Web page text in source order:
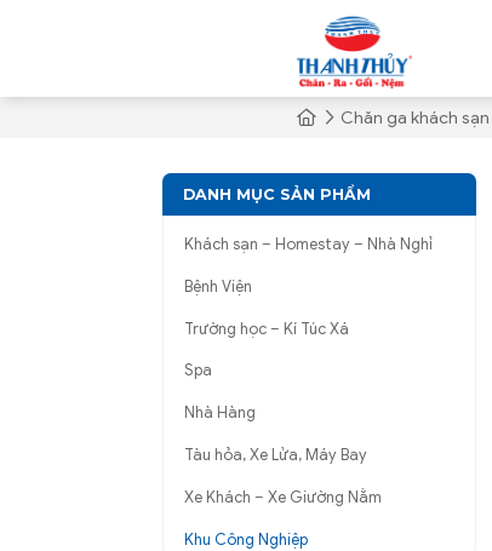
Chăn ga khách sạn
DANH MỤC SẢN PHẨM
Khách sạn – Homestay – Nhà Nghỉ
Bệnh Viện
Trường học – Kí Túc Xá
Spa
Nhà Hàng
Tàu hỏa, Xe Lửa, Máy Bay
Xe Khách – Xe Giường Nằm
Khu Công Nghiệp